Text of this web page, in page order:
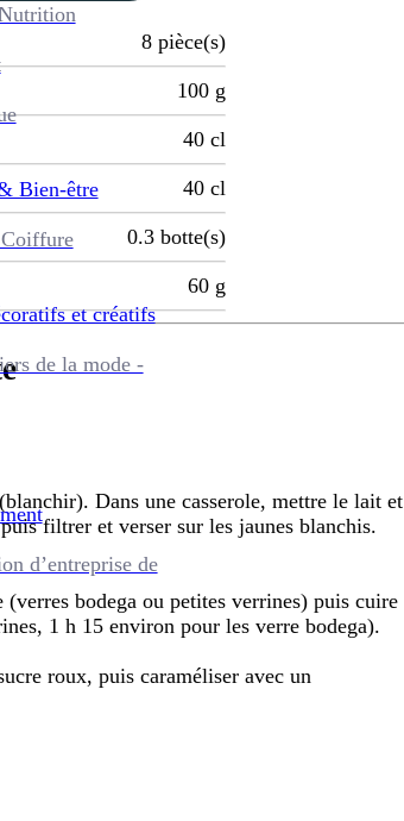
Bien-être
et créatifs
de la mode -
d’entreprise de
8 pièce(s)
100 g
40 cl
40 cl
0.3 botte(s)
60 g
Dans une casserole, mettre le lait et
filtrer et verser sur les jaunes blanchis.
bodega ou petites verrines) puis cuire
1 h 15 environ pour les verre bodega).
roux, puis caraméliser avec un